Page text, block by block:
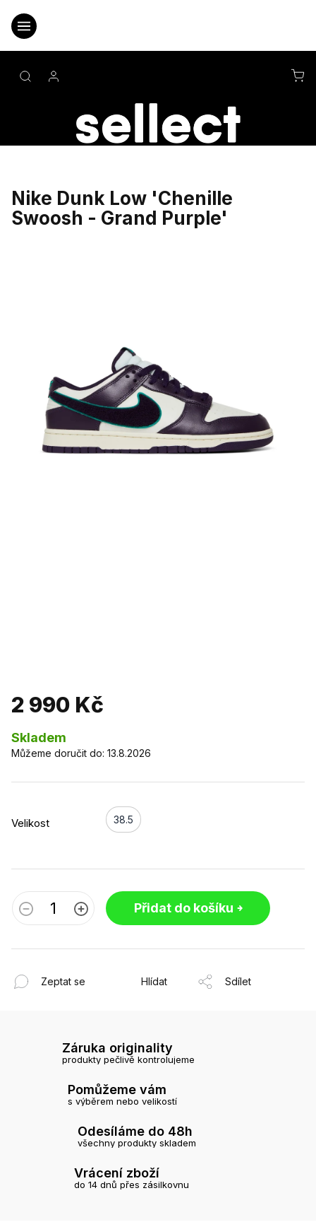
obsah
Nike Dunk Low 'Chenille
Swoosh - Grand Purple'
2 990 Kč
Skladem
Velikost 38.5
Můžeme doručit do: 13.8.2026
Přidat do košíku
Zeptat se Hlídat Sdílet
Záruka originality
produkty pečlivě kontrolujeme
Pomůžeme vám
s výběrem nebo velikostí
Odesíláme do 48h
všechny produkty skladem
Vrácení zboží
do 14 dnů přes zásilkovnu